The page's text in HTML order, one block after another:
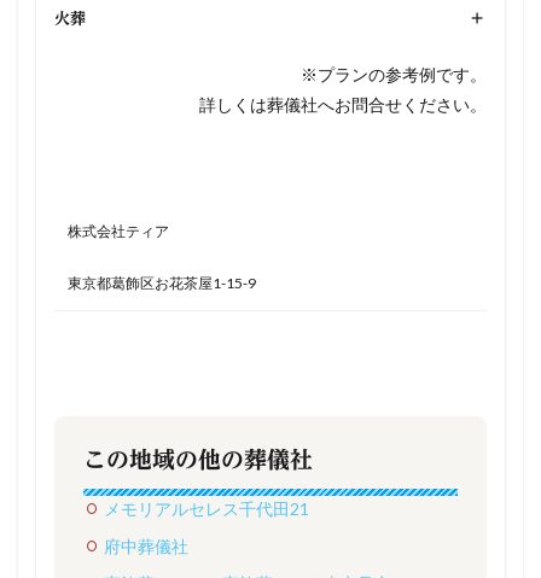
火葬 +
※プランの参考例です。
詳しくは葬儀社へお問合せください。
株式会社ティア
東京都葛飾区お花茶屋1-15-9
この地域の他の葬儀社
メモリアルセレス千代田21
府中葬儀社